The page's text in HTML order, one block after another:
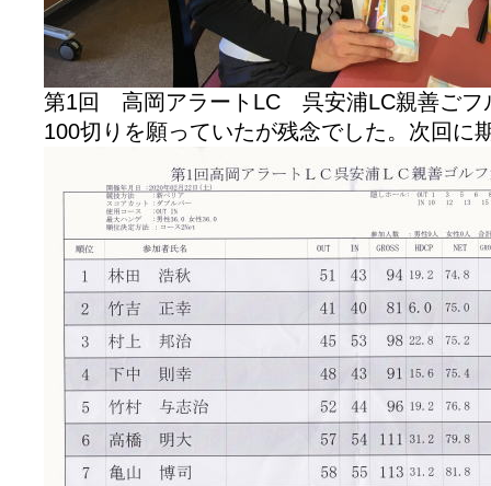
第1回 高岡アラートLC 呉安浦LC親善ご
100切りを願っていたが残念でした。次回に